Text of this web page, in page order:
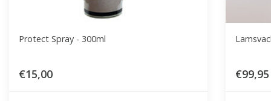
Protect Spray - 300ml
€15,00 €99,95